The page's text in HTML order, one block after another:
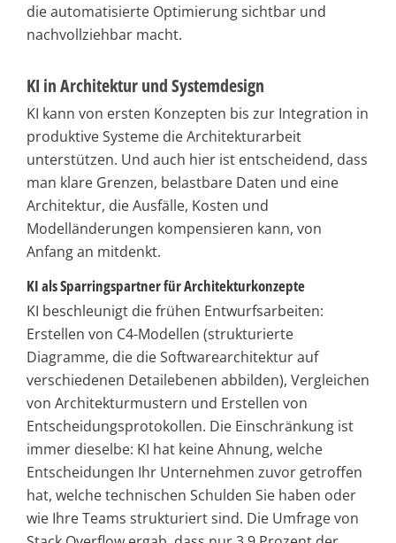
die automatisierte Optimierung sichtbar und
nachvollziehbar macht.
KI in Architektur und Systemdesign
KI kann von ersten Konzepten bis zur Integration in
produktive Systeme die Architekturarbeit
unterstützen. Und auch hier ist entscheidend, dass
man klare Grenzen, belastbare Daten und eine
Architektur, die Ausfälle, Kosten und
Modelländerungen kompensieren kann, von
Anfang an mitdenkt.
KI als Sparringspartner für Architekturkonzepte
KI beschleunigt die frühen Entwurfsarbeiten:
Erstellen von C4-Modellen (strukturierte
Diagramme, die die Softwarearchitektur auf
verschiedenen Detailebenen abbilden), Vergleichen
von Architekturmustern und Erstellen von
Entscheidungsprotokollen. Die Einschränkung ist
immer dieselbe: KI hat keine Ahnung, welche
Entscheidungen Ihr Unternehmen zuvor getroffen
hat, welche technischen Schulden Sie haben oder
wie Ihre Teams strukturiert sind. Die Umfrage von